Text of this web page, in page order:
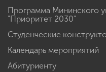
Программа Мининского
"Приоритет 2030"
Студенческие
Календарь мероприятий
Абитуриенту